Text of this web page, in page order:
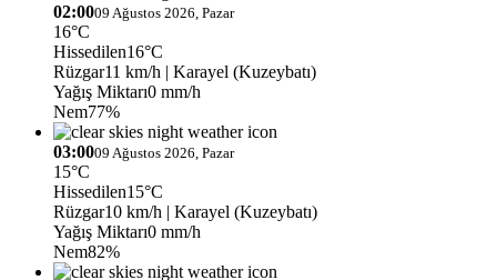
02:0009 Ağustos 2026, Pazar
16°C
Hissedilen16°C
Rüzgar11 km/h | Karayel (Kuzeybatı)
Yağış Miktarı0 mm/h
Nem77%
03:0009 Ağustos 2026, Pazar
15°C
Hissedilen15°C
Rüzgar10 km/h | Karayel (Kuzeybatı)
Yağış Miktarı0 mm/h
Nem82%